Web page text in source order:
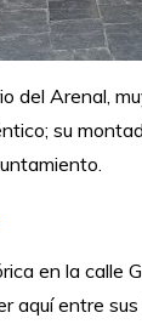
del Arenal,
su
en la calle
aquí entre